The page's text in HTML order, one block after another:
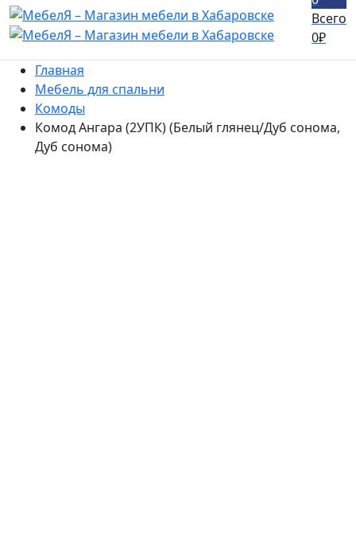
Всего
0₽
Главная
Мебель для спальни
Комоды
Комод Ангара (2УПК) (Белый глянец/Дуб сонома,
Дуб сонома)